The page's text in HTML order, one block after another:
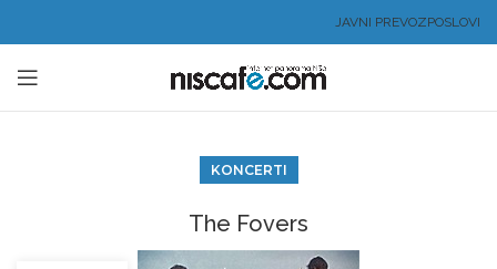
JAVNI PREVOZPOSLOVI
KONCERTI
The Fovers